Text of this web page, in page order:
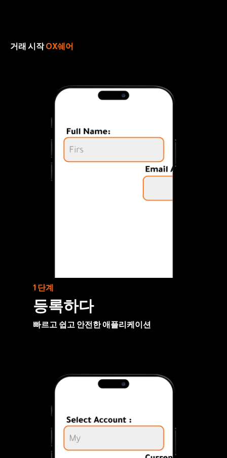
거래 시작OX쉐어
1 단계
등록하다
빠르고 쉽고 안전한 애플리케이션